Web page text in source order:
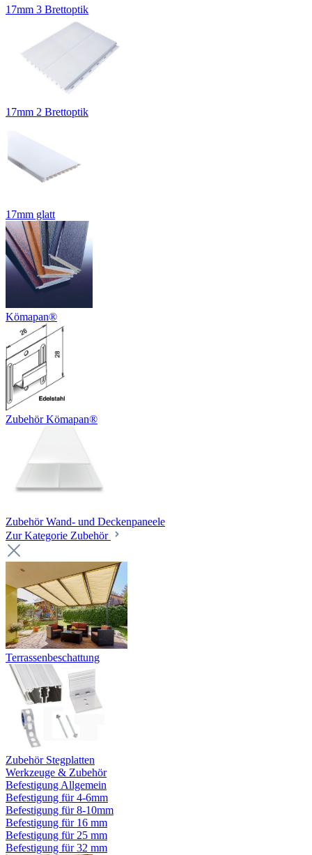
17mm 3 Brettoptik
17mm 2 Brettoptik
17mm glatt
Kömapan®
Zubehör Kömapan®
Zubehör Wand- und Deckenpaneele
Zur Kategorie Zubehör
Terrassenbeschattung
Zubehör Stegplatten
Werkzeuge & Zubehör
Befestigung Allgemein
Befestigung für 4-6mm
Befestigung für 8-10mm
Befestigung für 16 mm
Befestigung für 25 mm
Befestigung für 32 mm